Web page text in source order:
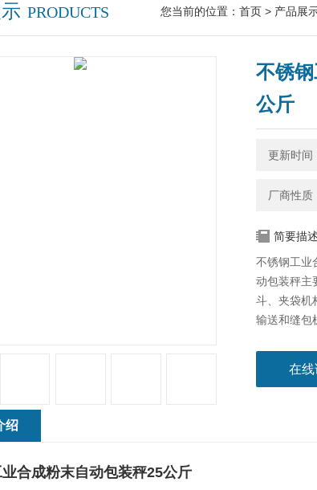
PRODUCTS 您当前的位置： 首页 > 产品展
不锈
公斤
更新时间
厂商性质
简要描述
不锈钢工业
动包装秤​主
斗、夹袋机
输送和缝包
在线
绍
合成粉末自动包装秤25公斤